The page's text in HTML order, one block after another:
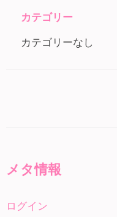
カテゴリー
カテゴリーなし
メタ情報
ログイン